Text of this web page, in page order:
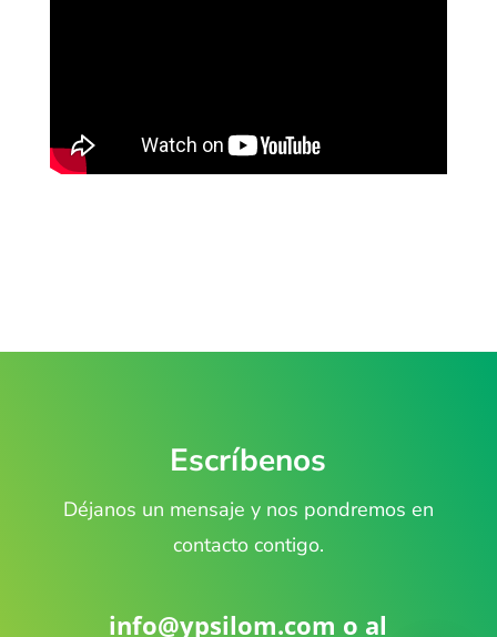
Escríbenos
Déjanos un mensaje y nos pondremos en
contacto contigo.
info@ypsilom.com o al